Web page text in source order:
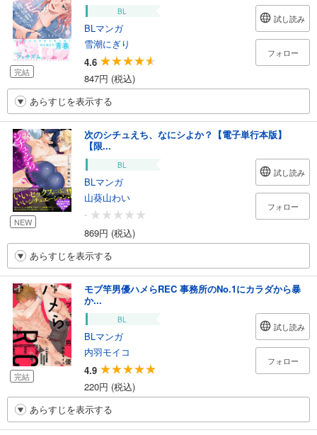
完結
BL
BLマンガ
雪潮にぎり
4.6
847円 (税込)
試し読み
フォロー
あらすじを表示する
NEW
次のシチュえち、なにシよか？【電子単行本版】
【限...
BL
BLマンガ
山葵山わい
-
869円 (税込)
試し読み
フォロー
あらすじを表示する
完結
モブ竿男優ハメらREC 事務所のNo.1にカラダから暴
か...
BL
BLマンガ
内羽モイコ
4.9
220円 (税込)
試し読み
フォロー
あらすじを表示する